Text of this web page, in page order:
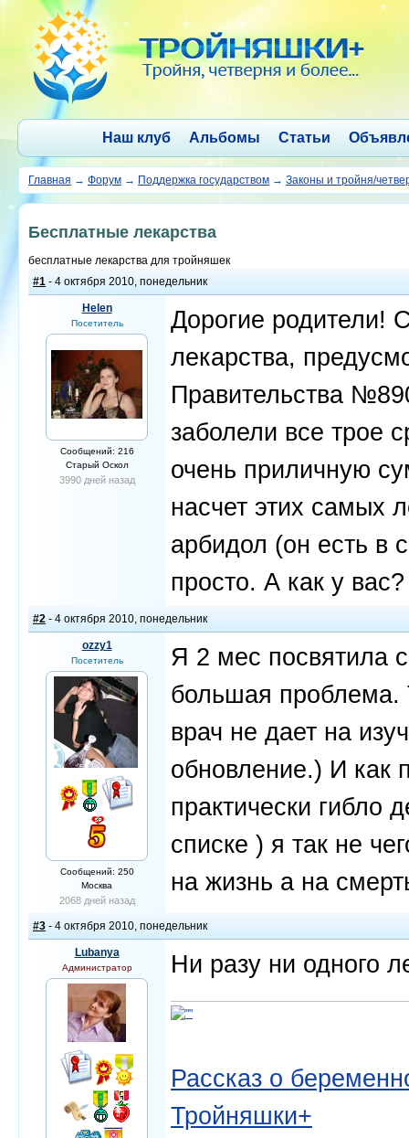
Наш клуб Альбомы Статьи
Главная → Форум → Поддержка государством → Законы и тройня/
Бесплатные лекарства
бесплатные лекарства для тройняшек
#1 - 4 октября 2010, понедельник
Helen
Посетитель
Сообщений: 216
Старый Оскол
3990 дней назад
Дорогие родители!
лекарства,
Правительства
заболели все трое
очень приличную
насчет этих самых
арбидол (он есть в
просто. А как у вас?
#2 - 4 октября 2010, понедельник
ozzy1
Посетитель
Сообщений: 250
Москва
2068 дней назад
Я 2 мес посвятила
большая проблема.
врач не дает на
обновление.) И как
практически гибло
списке ) я так не
на жизнь а на
#3 - 4 октября 2010, понедельник
Lubanya
Администратор Ни разу ни одного
Рассказ о
Тройняшки+